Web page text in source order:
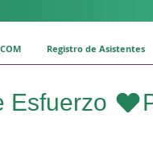
Registro de Asistentes